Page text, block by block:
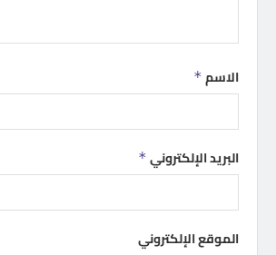
الاسم *
البريد الإلكتروني *
الموقع الإلكتروني